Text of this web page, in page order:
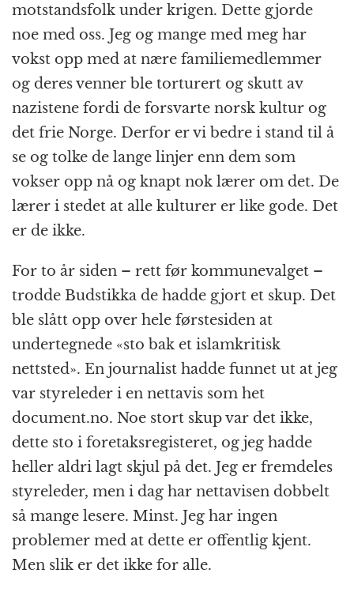
motstandsfolk under krigen. Dette gjorde
noe med oss. Jeg og mange med meg har
vokst opp med at nære familiemedlemmer
og deres venner ble torturert og skutt av
nazistene fordi de forsvarte norsk kultur og
det frie Norge. Derfor er vi bedre i stand til å
se og tolke de lange linjer enn dem som
vokser opp nå og knapt nok lærer om det. De
lærer i stedet at alle kulturer er like gode. Det
er de ikke.
For to år siden – rett før kommunevalget –
trodde Budstikka de hadde gjort et skup. Det
ble slått opp over hele førstesiden at
undertegnede «sto bak et islamkritisk
nettsted». En journalist hadde funnet ut at jeg
var styreleder i en nettavis som het
document.no. Noe stort skup var det ikke,
dette sto i foretaksregisteret, og jeg hadde
heller aldri lagt skjul på det. Jeg er fremdeles
styreleder, men i dag har nettavisen dobbelt
så mange lesere. Minst. Jeg har ingen
problemer med at dette er offentlig kjent.
Men slik er det ikke for alle.